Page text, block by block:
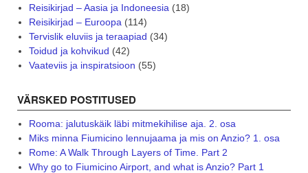
Reisikirjad – Aasia ja Indoneesia (18)
Reisikirjad – Euroopa (114)
Tervislik eluviis ja teraapiad (34)
Toidud ja kohvikud (42)
Vaateviis ja inspiratsioon (55)
VÄRSKED POSTITUSED
Rooma: jalutuskäik läbi mitmekihilise aja. 2. osa
Miks minna Fiumicino lennujaama ja mis on Anzio? 1. osa
Rome: A Walk Through Layers of Time. Part 2
Why go to Fiumicino Airport, and what is Anzio? Part 1